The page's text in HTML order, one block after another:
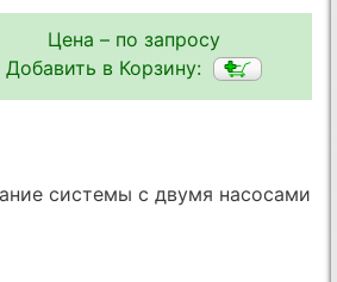
Цена – по запросу
Добавить в Корзину:
системы с двумя насосами